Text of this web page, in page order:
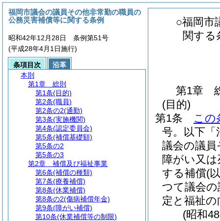
○福岡市
関する
第1章
(目的)
第1条
この
号。以下「
議会の議
障がい又
する補償(
つて議会
定と福祉
(昭和
福岡市議会の議員その他非常勤の職員の
公務災害補償等に関する条例
昭和42年12月28日 条例第51号
(平成28年4月1日施行)
条項目次
沿革
本則
第1章
総則
第1条(目的)
第2条(職員)
第2条の2(通勤)
第3条(実施機関)
第4条(認定委員会)
第5条(補償基礎額)
第5条の2
第5条の3
第2章
補償及び福祉事業
第6条(補償の種類)
第7条(療養補償)
第8条(休業補償)
第8条の2(傷病補償年金)
第9条(障がい補償)
第10条(休業補償等の制限)